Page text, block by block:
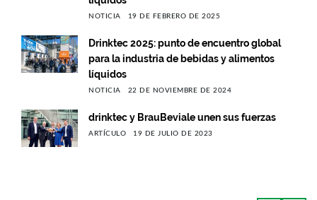
NOTICIA 19 DE FEBRERO DE 2025
Drinktec 2025: punto de encuentro global
para la industria de bebidas y alimentos
líquidos
NOTICIA 22 DE NOVIEMBRE DE 2024
drinktec y BrauBeviale unen sus fuerzas
ARTÍCULO 19 DE JULIO DE 2023